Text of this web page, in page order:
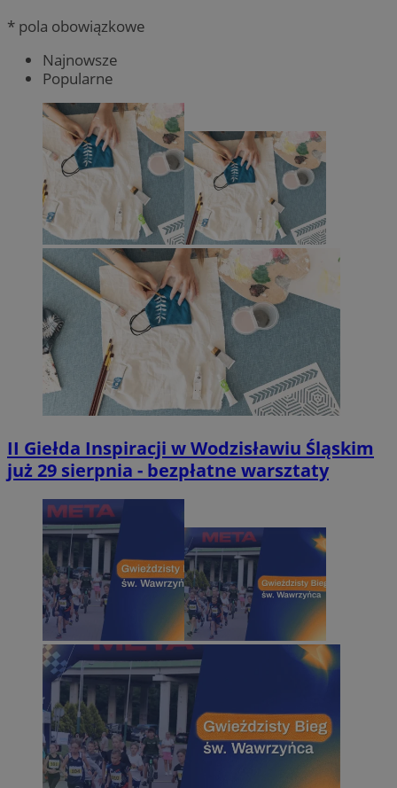
* pola obowiązkowe
Najnowsze
Popularne
II Giełda Inspiracji w Wodzisławiu Śląskim
już 29 sierpnia - bezpłatne warsztaty